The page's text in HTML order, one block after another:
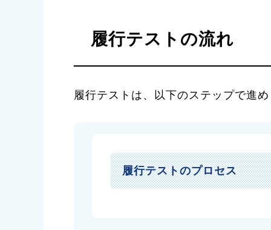
履行テストの流れ
履行テストは、以下のステップで進
履行テストのプロセス